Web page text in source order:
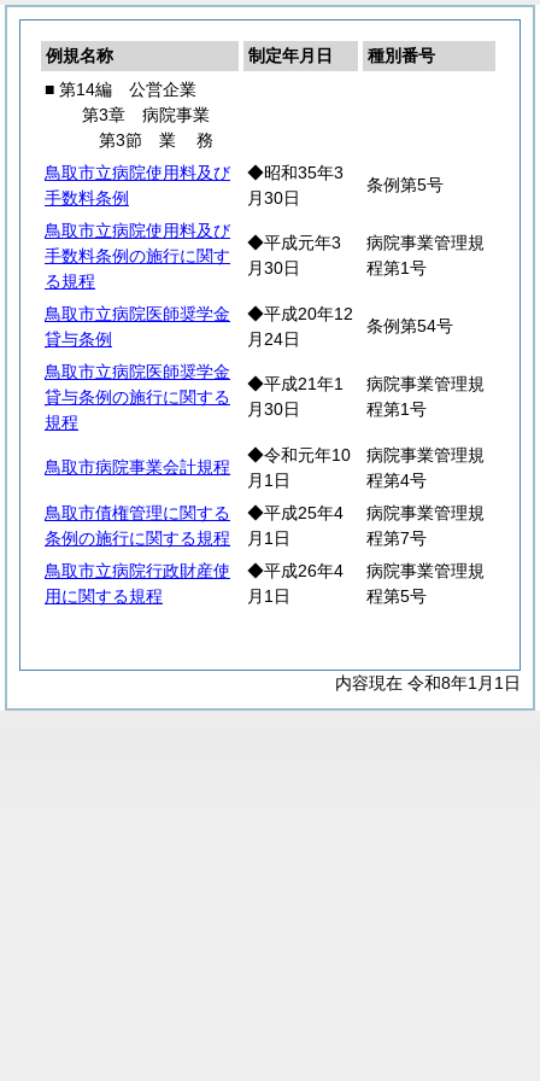
例規名称 制定年月日
種別番号
■ 第14編 公営企業
第3章 病院事業
第3節 業務
鳥取市立病院使用料及び
手数料条例
◆昭和35年3
月30日
条例第5号
鳥取市立病院使用料及び
手数料条例の施行に関す
る規程
◆平成元年3
月30日
病院事業管理規
程第1号
鳥取市立病院医師奨学金
貸与条例
◆平成20年12
月24日
条例第54号
鳥取市立病院医師奨学金
貸与条例の施行に関する
規程
◆平成21年1
月30日
病院事業管理規
程第1号
鳥取市病院事業会計規程
◆令和元年10
月1日
病院事業管理規
程第4号
鳥取市債権管理に関する
条例の施行に関する規程
◆平成25年4
月1日
病院事業管理規
程第7号
鳥取市立病院行政財産使
用に関する規程
◆平成26年4
月1日
病院事業管理規
程第5号
内容現在 令和8年1月1日